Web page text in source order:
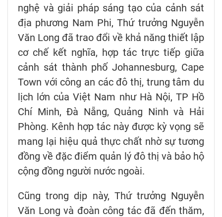
nghệ và giải pháp sáng tạo của cảnh sát
địa phương Nam Phi, Thứ trưởng Nguyễn
Văn Long đã trao đổi về khả năng thiết lập
cơ chế kết nghĩa, hợp tác trực tiếp giữa
cảnh sát thành phố Johannesburg, Cape
Town với công an các đô thị, trung tâm du
lịch lớn của Việt Nam như Hà Nội, TP Hồ
Chí Minh, Đà Nẵng, Quảng Ninh và Hải
Phòng. Kênh hợp tác này được kỳ vọng sẽ
mang lại hiệu quả thực chất nhờ sự tương
đồng về đặc điểm quản lý đô thị và bảo hộ
cộng đồng người nước ngoài.
Cũng trong dịp này, Thứ trưởng Nguyễn
Văn Long và đoàn công tác đã đến thăm,